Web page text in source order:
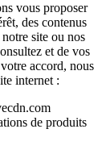
vous proposer
des contenus
site ou nos
et de vos
accord, nous
internet :
de produits